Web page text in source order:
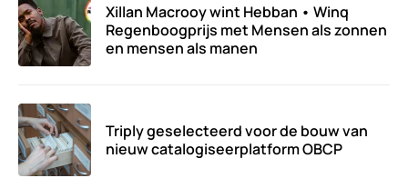
Xillan Macrooy wint Hebban • Winq
Regenboogprijs met Mensen als zonnen
en mensen als manen
Triply geselecteerd voor de bouw van
nieuw catalogiseerplatform OBCP